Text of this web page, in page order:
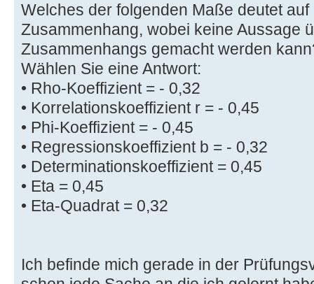
Welches der folgenden Maße deutet
Zusammenhang, wobei keine Aussage
Zusammenhangs gemacht werden
Wählen Sie eine Antwort:
• Rho-Koeffizient = - 0,32
• Korrelationskoeffizient r = - 0,45
• Phi-Koeffizient = - 0,45
• Regressionskoeffizient b = - 0,32
• Determinationskoeffizient = 0,45
• Eta = 0,45
• Eta-Quadrat = 0,32
Ich befinde mich gerade in der